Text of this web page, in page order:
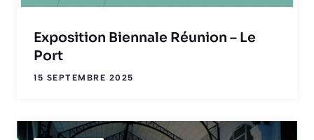
Exposition Biennale Réunion – Le
Port
15 SEPTEMBRE 2025